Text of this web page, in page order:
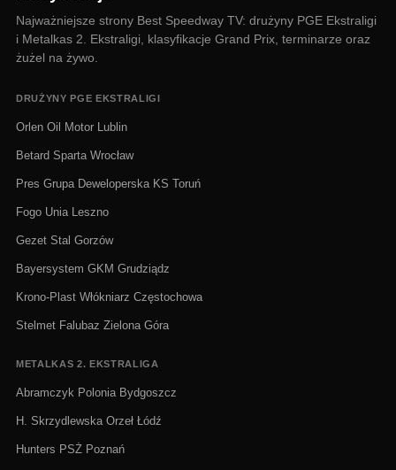
Najważniejsze strony Best Speedway TV: drużyny PGE Ekstraligi
i Metalkas 2. Ekstraligi, klasyfikacje Grand Prix, terminarze oraz
żużel na żywo.
DRUŻYNY PGE EKSTRALIGI
Orlen Oil Motor Lublin
Betard Sparta Wrocław
Pres Grupa Deweloperska KS Toruń
Fogo Unia Leszno
Gezet Stal Gorzów
Bayersystem GKM Grudziądz
Krono-Plast Włókniarz Częstochowa
Stelmet Falubaz Zielona Góra
METALKAS 2. EKSTRALIGA
Abramczyk Polonia Bydgoszcz
H. Skrzydlewska Orzeł Łódź
Hunters PSŻ Poznań